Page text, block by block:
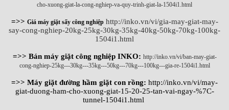
cho-xuong-giat-la-cong-nghiep-va-quy-trinh-giat-la-1504i1.html
=>> Giá máy giặt sấy công nghiệp http://inko.vn/vi/gia-may-giat-may-
say-cong-nghiep-20kg-25kg-30kg-35kg-40kg-50kg-70kg-100kg-
1504i1.html
=>> Bán máy giặt công nghiệp INKO: http://inko.vn/vi/ban-may-giat-
cong-nghiep-25kg---30kg---35kg---50kg---70kg---100kg---gia-re-1504i1.html
=>> Máy giặt đường hầm giặt con rồng: http://inko.vn/vi/may-
giat-duong-ham-cho-xuong-giat-15-20-25-tan-vai-ngay-%7C-
tunnel-1504i1.html